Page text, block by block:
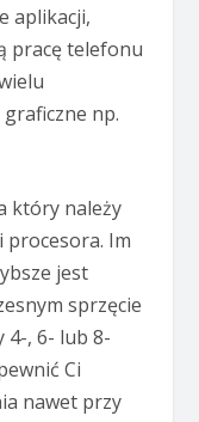
aplikacji,
pracę telefonu
np.
który należy
procesora. Im
jest
sprzęcie
4-, 6- lub 8-
Ci
nawet przy